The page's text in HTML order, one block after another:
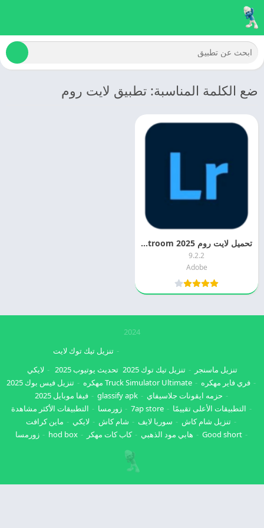
ضع الكلمة المناسبة: تطبيق لايت روم
تحميل لايت روم 2025 Adobe Photoshop Lightroom اخر اصدار
9.2.2
Adobe
2024
تنزيل ماسنجر تنزيل تيك توك 2025
تنزيل تيك توك لايت
تحديث يوتيوب 2025
لايكي
فري فاير مهكره
Truck Simulator Ultimate مهكره
تنزيل فيس بوك 2025
حزمه ايقونات جلاسيفاي
glassify apk
فيفا موبايل 2025
التطبيقات الأعلى تقييمًا
7ap store زورمسا
التطبيقات الأكثر مشاهدة
تنزيل شام كاش
سوريا لايف شام كاش لايكي
ماين كرافت
Good short
هابي مود الذهبي كاب كات مهكر hod box زورمسا